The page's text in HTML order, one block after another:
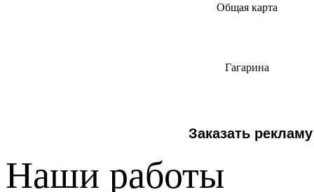
Общая карта
Гагарина
Заказать
Наши работы